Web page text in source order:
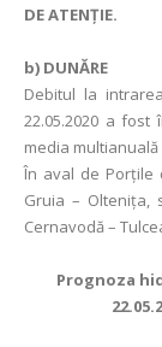
DE ATENŢIE.
b) DUNĂRE
Debitul la
22.05.2020 a
media multianuală
În aval de Porţile
Gruia – Olteniţa,
Cernavodă –
Prognoza